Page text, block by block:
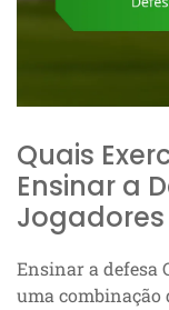
Quais
Ensinar a
Jogadores
Ensinar a defesa
uma combinação